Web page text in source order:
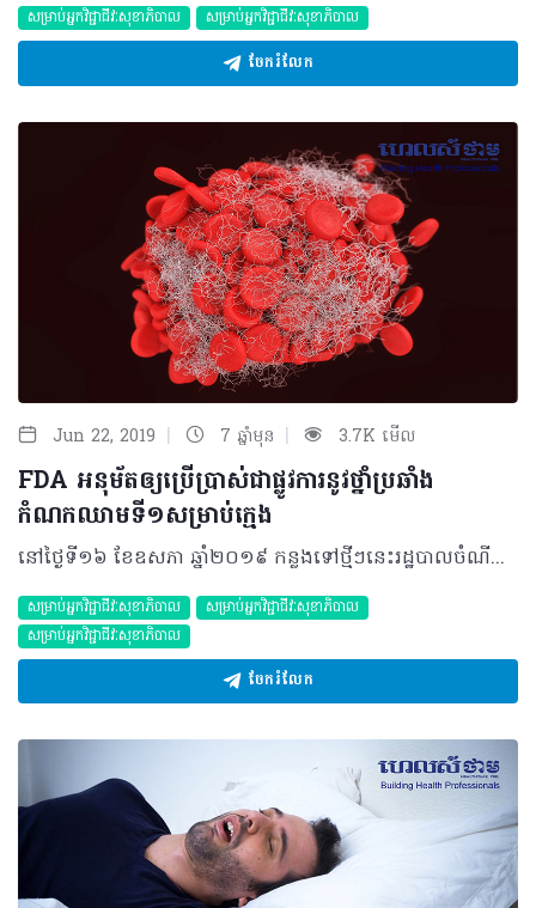
សម្រាប់អ្នកវិជ្ជាជីវៈសុខាភិបាល សម្រាប់អ្នកវិជ្ជាជីវៈសុខាភិបាល
ចែករំលែក
Jun 22, 2019 | 7 ឆ្នាំមុន | 3.7K មើល
FDA អនុម័តឲ្យប្រើប្រាស់ជាផ្លូវការនូវថ្នាំប្រឆាំង
កំណកឈាមទី១សម្រាប់ក្មេង
នៅថ្ងៃទី១៦ ខែឧសភា ឆ្នាំ២០១៩ កន្លងទៅថ្មីៗនេះរដ្ឋបាលចំណីអាហារ និងឱសថអាមេរិក (FDA) បានអនុម័តថ្នាំចាក់ Fragmin (Dalteparin sodium) សម្រាប់ចាក់ក្រោមស្បែក ដើម្បីបន្ថយរោគសញ្ញាដដែលៗនៃការកកស្ទះសរសៃឈាមវ៉ែនចំពោះក្មេងចាប់ពី ១ខែឡើងទៅ។ ការកកស្ទះសរសៃឈាមវ៉ែនអាចរួមបញ្ចូលទាំងសរសៃវ៉ែនជ្រៅនៅជើង និងស្ទះសរសៃឈាមនៅសួត ដែលអាចឲ្យស្លាប់បាន។ គួរបញ្ជាក់ផងដែរថា នៅឆ្នាំ១៩៩៤ FDA ក៏បានអនុម័តជាលើកដំបូងនៃ Fragmin ដែលមានលក្ខណៈប្រឆាំងកំណកឈាមសម្រាប់មនុស្សពេញវ័យ។ ប្រសិទ្ធភាពរបស់ Fragmin ចំពោះក្មេងត្រូវបានយោងតាមតេស្តមួយ ដែលធ្វើឡើងចំពោះក្មេងមានជំងឺស្ទះសរសៃឈាមវ៉ែន និងស្ទះសរសៃឈាមសួត ៣៨នាក់។ អ្នកជំងឺត្រូវបានព្យាបាលរយៈពេល ៣ខែ ជាមួយនឹងដូសខុសៗគ្នា អាស្រ័យតាមអាយុ និងទម្ងន់របស់ក្មេង។ នៅពេលការសិក្សាបានបញ្ចប់គេរកឃើញថាអ្នកជំងឺ ២១នាក់ ទទួលបានដំណោះស្រាយប្រកបដោយគុណភាពពីបញ្ហាស្ទះសរសៃឈាមសួត ៧នាក់ផ្សេងទៀតមានការថយចុះការវិវឌ្ឍ ឯអ្នកជំងឺ ២នាក់ពុំមានការប្រែប្រួល គ្មានអ្នកជំងឺណាម្នាក់មានការវិវឌ្ឍកើនឡើងឡើយ ហើយអ្នកជំងឺតែម្នាក់ប៉ុណ្ណោះដែលមានការលាប់ឡើងវិញ។ ផលរំខានជាធម្មតានៃអ្នកជំងឺដែលបានប្រើ Fragmin គឺការហូរឈាម រួមបញ្ចូលទាំងការហូរឈាមពីសរសៃឈាម ការថយចុះប្លាកែត ជាំសាច់ ឬឈឺត្រង់កន្លែងចាក់ និងការកើនឡើងនៃកម្រិតអង់ស៊ីមថ្លើម។ សម្រាប់គ្រូពេទ្យ ក៏ដូចជាអ្នកវិជ្ជាជីវៈសុខាភិបាលត្រូវបានណែនាំឲ្យប្រើប្រាស់ថ្នាំនេះដោយប្រុងប្រយ័ត្ន ដោយសារតែការកើនឡើងនូវហានិភ័យនៃការហូរឈាម និងត្រូវត្រួតពិនិត្យការថយចុះនូវប្លាកែតឲ្យបានដិតដល់ រីឯអ្នកជំងឺត្រូវរាប់គ្រាប់ឈាមនៅមន្ទីរពិសោធន៍ជាទៀងទាត់។ ប្រភពយោង៖ https://www.fda.gov/news-events/press-announcements/fda-approves-first-anticoagulant-blood-thinner-pediatric-patients-treat-potentially-life-threatening អត្ថបទ៖​ ដកស្រង់ចេញពីទស្សនាវដ្ដី ហេលស៍ថាម ប្រូ លេខ ៨០ ©2019 រក្សាសិទ្ធិគ្រប់យ៉ាង​ដោយ Healthtime Corporation ចំពោះគ្រប់អត្ថបទដោយគ្មានផ្នែកណាមួយត្រូវបោះពុម្ពផ្សាយចូលប្រព័ន្ធអុីនធឺណែតឧបករណ៍អេឡិចត្រូនិកអាត់ជាសំឡេងឬថតចំលងគ្រប់រូបភាពដោយគ្មានការអនុញ្ញាតឡើយ
សម្រាប់អ្នកវិជ្ជាជីវៈសុខាភិបាល
សម្រាប់អ្នកវិជ្ជាជីវៈសុខាភិបាល
សម្រាប់អ្នកវិជ្ជាជីវៈសុខាភិបាល
ចែករំលែក